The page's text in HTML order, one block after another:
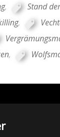
, Stand
,
,